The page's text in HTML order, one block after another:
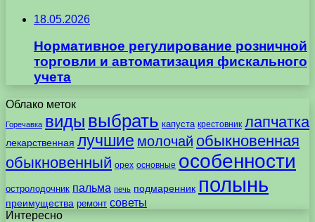
18.05.2026
Нормативное регулирование розничной
торговли и автоматизация фискального
учета
Облако меток
Горечавка виды выбрать капуста крестовник лапчатка
лекарственная лучшие молочай обыкновенная
обыкновенный орех основные особенности
остролодочник пальма печь подмаренник полынь
преимущества ремонт советы
Интересно